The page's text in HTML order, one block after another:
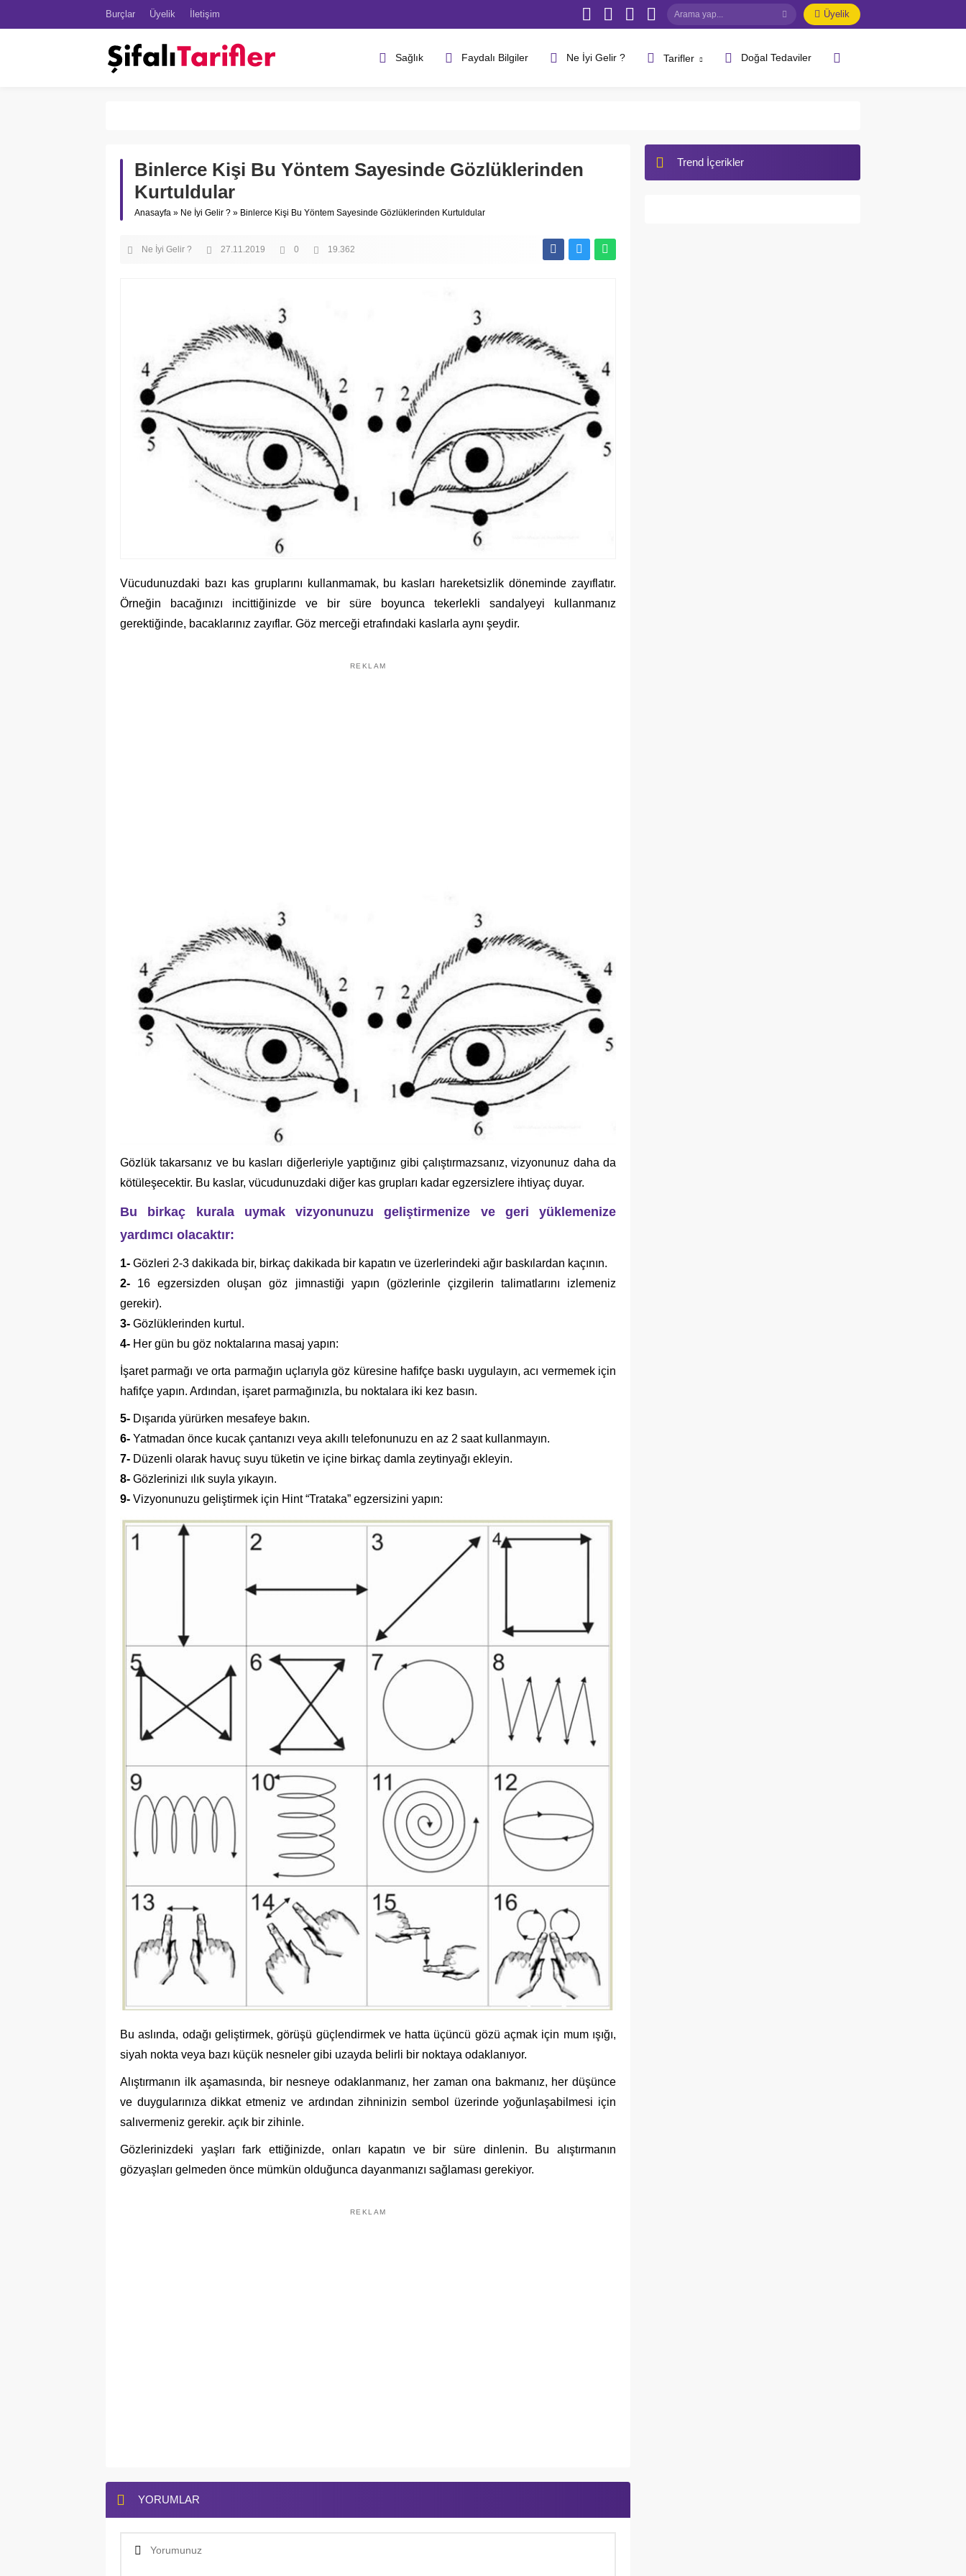
Burçlar Üyelik İletişim Üyelik
Sağlık Faydalı Bilgiler Ne İyi Gelir ? Tarifler Doğal Tedaviler
Binlerce Kişi Bu Yöntem Sayesinde Gözlüklerinden
Kurtuldular
Anasayfa » Ne İyi Gelir ? » Binlerce Kişi Bu Yöntem Sayesinde Gözlüklerinden Kurtuldular
Ne İyi Gelir ? 27.11.2019 0 19.362
Vücudunuzdaki bazı kas gruplarını kullanmamak, bu kasları hareketsizlik döneminde zayıflatır.
Örneğin bacağınızı incittiğinizde ve bir süre boyunca tekerlekli sandalyeyi kullanmanız
gerektiğinde, bacaklarınız zayıflar. Göz merceği etrafındaki kaslarla aynı şeydir.
REKLAM
Gözlük takarsanız ve bu kasları diğerleriyle yaptığınız gibi çalıştırmazsanız, vizyonunuz daha da
kötüleşecektir. Bu kaslar, vücudunuzdaki diğer kas grupları kadar egzersizlere ihtiyaç duyar.
Bu birkaç kurala uymak vizyonunuzu geliştirmenize ve geri yüklemenize
yardımcı olacaktır:
1- Gözleri 2-3 dakikada bir, birkaç dakikada bir kapatın ve üzerlerindeki ağır baskılardan kaçının.
2- 16 egzersizden oluşan göz jimnastiği yapın (gözlerinle çizgilerin talimatlarını izlemeniz
gerekir).
3- Gözlüklerinden kurtul.
4- Her gün bu göz noktalarına masaj yapın:
İşaret parmağı ve orta parmağın uçlarıyla göz küresine hafifçe baskı uygulayın, acı vermemek için
hafifçe yapın. Ardından, işaret parmağınızla, bu noktalara iki kez basın.
5- Dışarıda yürürken mesafeye bakın.
6- Yatmadan önce kucak çantanızı veya akıllı telefonunuzu en az 2 saat kullanmayın.
7- Düzenli olarak havuç suyu tüketin ve içine birkaç damla zeytinyağı ekleyin.
8- Gözlerinizi ılık suyla yıkayın.
9- Vizyonunuzu geliştirmek için Hint “Trataka” egzersizini yapın:
Bu aslında, odağı geliştirmek, görüşü güçlendirmek ve hatta üçüncü gözü açmak için mum ışığı,
siyah nokta veya bazı küçük nesneler gibi uzayda belirli bir noktaya odaklanıyor.
Alıştırmanın ilk aşamasında, bir nesneye odaklanmanız, her zaman ona bakmanız, her düşünce
ve duygularınıza dikkat etmeniz ve ardından zihninizin sembol üzerinde yoğunlaşabilmesi için
salıvermeniz gerekir. açık bir zihinle.
Gözlerinizdeki yaşları fark ettiğinizde, onları kapatın ve bir süre dinlenin. Bu alıştırmanın
gözyaşları gelmeden önce mümkün olduğunca dayanmanızı sağlaması gerekiyor.
REKLAM
YORUMLAR
Trend İçerikler